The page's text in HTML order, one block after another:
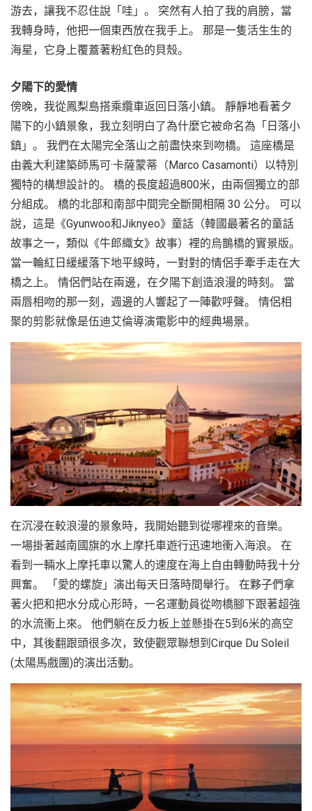
游去，讓我不忍住說「哇」。 突然有人拍了我的肩膀，當
我轉身時，他把一個東西放在我手上。 那是一隻活生生的
海星，它身上覆蓋著粉紅色的貝殼。
夕陽下的愛情
傍晚，我從鳳梨島搭乘纜車返回日落小鎮。 靜靜地看著夕
陽下的小鎮景象，我立刻明白了為什麼它被命名為「日落小
鎮」。 我們在太陽完全落山之前盡快來到吻橋。 這座橋是
由義大利建築師馬可·卡薩蒙蒂（Marco Casamonti）以特別
獨特的構想設計的。 橋的長度超過800米，由兩個獨立的部
分組成。 橋的北部和南部中間完全斷開相隔 30 公分。 可以
說，這是《Gyunwoo和Jiknyeo》童話（韓國最著名的童話
故事之一，類似《牛郎織女》故事）裡的烏鵲橋的實景版。
當一輪紅日緩緩落下地平線時，一對對的情侶手牽手走在大
橋之上。 情侶們站在兩邊，在夕陽下創造浪漫的時刻。 當
兩唇相吻的那一刻，週邊的人響起了一陣歡呼聲。 情侶相
聚的剪影就像是伍迪艾倫導演電影中的經典場景。
在沉浸在較浪漫的景象時，我開始聽到從哪裡來的音樂。
一場掛著越南國旗的水上摩托車遊行迅速地衝入海浪。 在
看到一輛水上摩托車以驚人的速度在海上自由轉動時我十分
興奮。 「愛的螺旋」演出每天日落時間舉行。 在夥子們拿
著火把和把水分成心形時，一名運動員從吻橋腳下跟著超強
的水流衝上來。 他們躺在反力板上並懸掛在5到6米的高空
中，其後翻跟頭很多次，致使觀眾聯想到Cirque Du Soleil
(太陽馬戲團)的演出活動。